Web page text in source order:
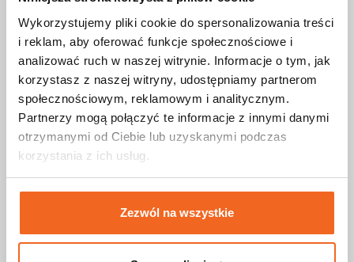
Wykorzystujemy pliki cookie do spersonalizowania treści
i reklam, aby oferować funkcje społecznościowe i
analizować ruch w naszej witrynie. Informacje o tym, jak
korzystasz z naszej witryny, udostępniamy partnerom
społecznościowym, reklamowym i analitycznym.
Partnerzy mogą połączyć te informacje z innymi danymi
otrzymanymi od Ciebie lub uzyskanymi podczas
korzystania z ich usług.
Zezwól na wszystkie
Anschlüsse
Anschluss Nr. 1
TrueCON IP65 In
Anschluss Nr. 2
TrueCON IP65 Out
Physikalische Parameter
Querschnitt [mm²]
3x2,5
OWY
Mantelfarbe
Schwarz